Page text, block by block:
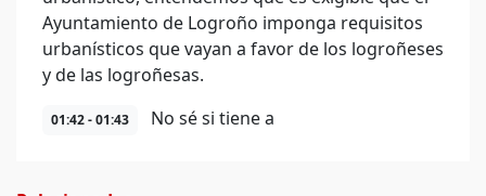
Ayuntamiento de Logroño imponga requisitos
urbanísticos que vayan a favor de los logroñeses
y de las logroñesas.
01:42 - 01:43 No sé si tiene a